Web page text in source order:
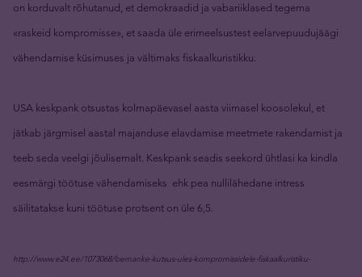
on korduvalt rõhutanud, et demokraadid ja vabariiklased tegema
«raskeid kompromisse», et saada üle erimeelsustest eelarvepuudujäägi
vähendamise küsimuses ja vältimaks fiskaalkuristikku.
USA keskpank otsustas kolmapäevasel aasta viimasel koosolekul, et
jätkab järgmisel aastal majanduse elavdamise meetmete rakendamist ja
teeb seda veelgi jõulisemalt. Keskpank seadis seekord ühtlasi ka kindla
eesmärgi töötuse vähendamiseks ehk pea nullilähedane intress
säilitatakse kuni töötuse protsent on üle 6,5.
http://www.e24.ee/1073068/bernanke-kutsus-ules-kompromissidele-fiskaalkuristiku-